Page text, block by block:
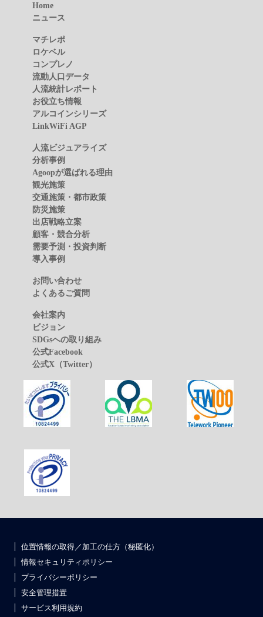
Home
ニュース
マチレポ
ロケベル
コンプレノ
流動人口データ
人流統計レポート
お役立ち情報
アルコインシリーズ
LinkWiFi AGP
人流ビジュアライズ
分析事例
Agoopが選ばれる理由
観光施策
交通施策・都市政策
防災施策
出店戦略立案
顧客・競合分析
需要予測・投資判断
導入事例
お問い合わせ
よくあるご質問
会社案内
ビジョン
SDGsへの取り組み
公式Facebook
公式X（Twitter）
位置情報の取得／加工の仕方（秘匿化）
情報セキュリティポリシー
プライバシーポリシー
安全管理措置
サービス利用規約